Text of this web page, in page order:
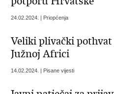
24.02.2024. | Priopćenja
Veliki plivački
Južnoj Africi
14.02.2024. | Pisane vijesti